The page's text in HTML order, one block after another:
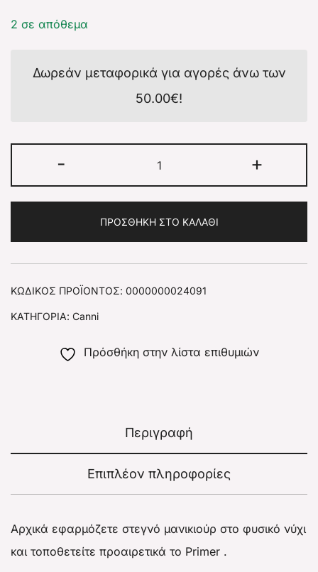
2 σε απόθεμα
Δωρεάν μεταφορικά για αγορές άνω των
50.00€!
- +
ΠΡΟΣΘΉΚΗ ΣΤΟ ΚΑΛΆΘΙ
ΚΩΔΙΚΌΣ ΠΡΟΪΌΝΤΟΣ: 0000000024091
ΚΑΤΗΓΟΡΊΑ: Canni
Πρόσθήκη στην λίστα επιθυμιών
Περιγραφή
Επιπλέον πληροφορίες
Αρχικά εφαρμόζετε στεγνό μανικιούρ στο φυσικό νύχι
και τοποθετείτε προαιρετικά το Primer .